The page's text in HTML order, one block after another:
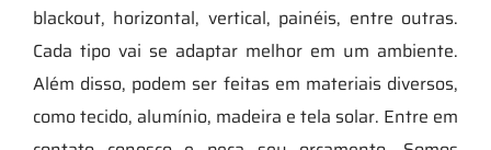
blackout, horizontal, vertical, painéis, entre outras.
Cada tipo vai se adaptar melhor em um ambiente.
Além disso, podem ser feitas em materiais diversos,
como tecido, alumínio, madeira e tela solar. Entre em